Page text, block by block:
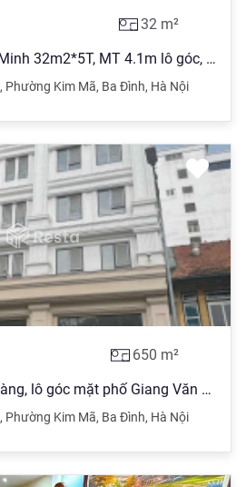
32 m²
Mặt phố Giang Văn Minh 32m2*5T, MT 4.1m lô góc, vỉa hè to, cho thuê cafe 45tr/th, 14 tỷ
, Phường Kim Mã, Ba Đình, Hà Nội
650 m²
Bán mảnh nhà đất vàng, lô góc mặt phố Giang Văn Minh, Kim Mã DT 650m2 MT 20m, giá 350 tỷ
, Phường Kim Mã, Ba Đình, Hà Nội